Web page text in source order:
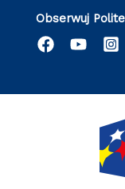
Obserwuj